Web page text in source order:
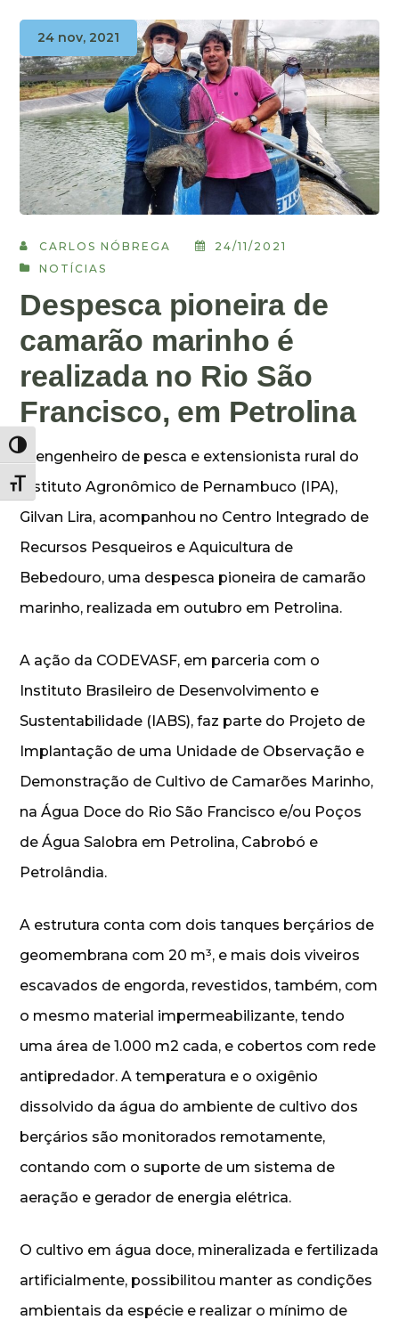
Alternar alto contraste
Alternar tamanho da fonte
24 nov, 2021
CARLOS NÓBREGA
24/11/2021
NOTÍCIAS
Despesca pioneira de
camarão marinho é
realizada no Rio São
Francisco, em Petrolina
O engenheiro de pesca e extensionista rural do
Instituto Agronômico de Pernambuco (IPA),
Gilvan Lira, acompanhou no Centro Integrado de
Recursos Pesqueiros e Aquicultura de
Bebedouro, uma despesca pioneira de camarão
marinho, realizada em outubro em Petrolina.
A ação da CODEVASF, em parceria com o
Instituto Brasileiro de Desenvolvimento e
Sustentabilidade (IABS), faz parte do Projeto de
Implantação de uma Unidade de Observação e
Demonstração de Cultivo de Camarões Marinho,
na Água Doce do Rio São Francisco e/ou Poços
de Água Salobra em Petrolina, Cabrobó e
Petrolândia.
A estrutura conta com dois tanques berçários de
geomembrana com 20 m³, e mais dois viveiros
escavados de engorda, revestidos, também, com
o mesmo material impermeabilizante, tendo
uma área de 1.000 m2 cada, e cobertos com rede
antipredador. A temperatura e o oxigênio
dissolvido da água do ambiente de cultivo dos
berçários são monitorados remotamente,
contando com o suporte de um sistema de
aeração e gerador de energia elétrica.
O cultivo em água doce, mineralizada e fertilizada
artificialmente, possibilitou manter as condições
ambientais da espécie e realizar o mínimo de